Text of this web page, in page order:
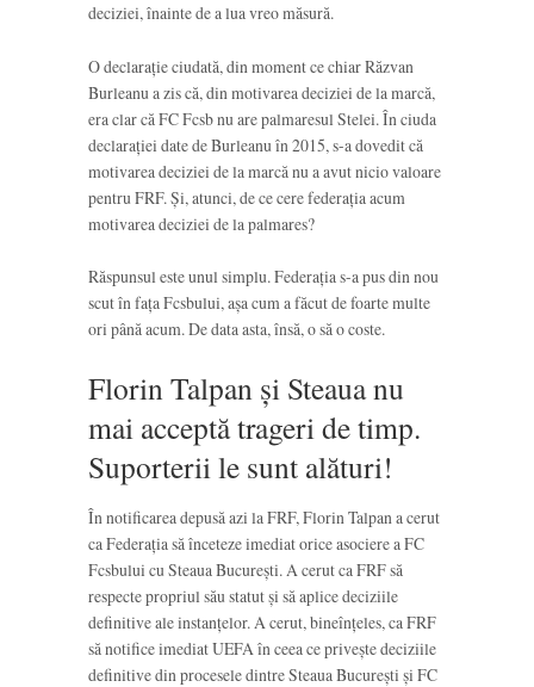
deciziei, înainte de a lua vreo măsură.
O declarație ciudată, din moment ce chiar Răzvan
Burleanu a zis că, din motivarea deciziei de la marcă,
era clar că FC Fcsb nu are palmaresul Stelei. În ciuda
declarației date de Burleanu în 2015, s-a dovedit că
motivarea deciziei de la marcă nu a avut nicio valoare
pentru FRF. Și, atunci, de ce cere federația acum
motivarea deciziei de la palmares?
Răspunsul este unul simplu. Federația s-a pus din nou
scut în fața Fcsbului, așa cum a făcut de foarte multe
ori până acum. De data asta, însă, o să o coste.
Florin Talpan și Steaua nu
mai acceptă trageri de timp.
Suporterii le sunt alături!
În notificarea depusă azi la FRF, Florin Talpan a cerut
ca Federația să înceteze imediat orice asociere a FC
Fcsbului cu Steaua București. A cerut ca FRF să
respecte propriul său statut și să aplice deciziile
definitive ale instanțelor. A cerut, bineînțeles, ca FRF
să notifice imediat UEFA în ceea ce privește deciziile
definitive din procesele dintre Steaua București și FC